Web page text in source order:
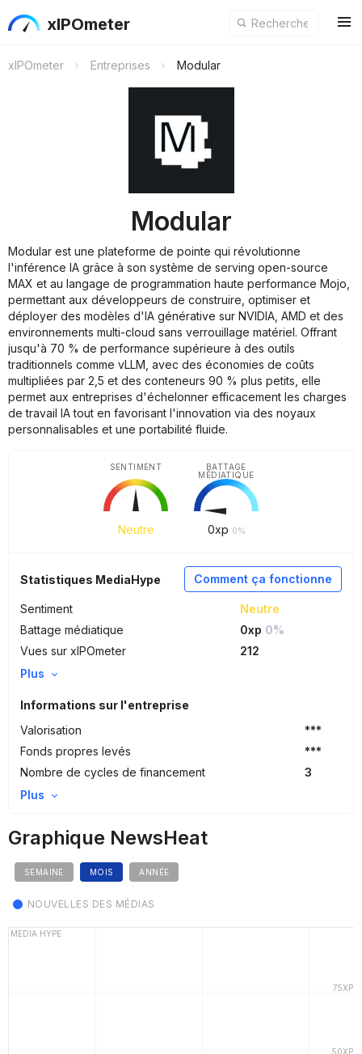
xIPOmeter
xIPOmeter Entreprises Modular
Modular
Modular est une plateforme de pointe qui révolutionne
l'inférence IA grâce à son système de serving open-source
MAX et au langage de programmation haute performance Mojo,
permettant aux développeurs de construire, optimiser et
déployer des modèles d'IA générative sur NVIDIA, AMD et des
environnements multi-cloud sans verrouillage matériel. Offrant
jusqu'à 70 % de performance supérieure à des outils
traditionnels comme vLLM, avec des économies de coûts
multipliées par 2,5 et des conteneurs 90 % plus petits, elle
permet aux entreprises d'échelonner efficacement les charges
de travail IA tout en favorisant l'innovation via des noyaux
personnalisables et une portabilité fluide.
Neutre
SENTIMENT
0xp 0%
BATTAGE
MÉDIATIQUE
Comment ça fonctionne
Statistiques MediaHype
Sentiment
Neutre
Battage médiatique
0xp 0%
Vues sur xIPOmeter
212
Plus
Informations sur l'entreprise
Valorisation
***
Fonds propres levés
***
Nombre de cycles de financement
3
Plus
Graphique NewsHeat
SEMAINE MOIS ANNÉE
NOUVELLES DES MÉDIAS